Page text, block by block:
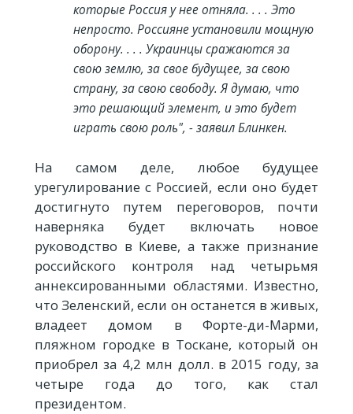
которые Россия у нее отняла. . . . Это
непросто. Россияне установили мощную
оборону. . . . Украинцы сражаются за
свою землю, за свое будущее, за свою
страну, за свою свободу. Я думаю, что
это решающий элемент, и это будет
играть свою роль", - заявил Блинкен.
На самом деле, любое будущее
урегулирование с Россией, если оно будет
достигнуто путем переговоров, почти
наверняка будет включать новое
руководство в Киеве, а также признание
российского контроля над четырьмя
аннексированными областями. Известно,
что Зеленский, если он останется в живых,
владеет домом в Форте-ди-Марми,
пляжном городке в Тоскане, который он
приобрел за 4,2 млн долл. в 2015 году, за
четыре года до того, как стал
президентом.